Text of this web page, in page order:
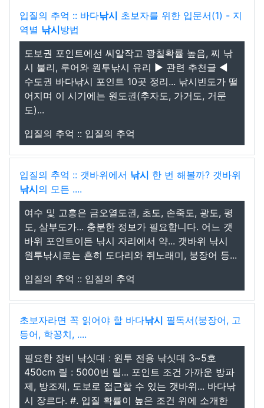
입질의 추억 :: 바다낚시 초보자를 위한 입문서(1) - 지
역별 낚시방법
도보권 포인트에선 씨알작고 꽝칠확률 높음, 찌 낚
시 불리, 루어와 원투낚시 유리 ▶ 관련 추천글 ◀
수도권 바다낚시 포인트 10곳 정리... 낚시빈도가 떨
어지며 이 시기에는 원도권(추자도, 가거도, 거문
도)...
입질의 추억 :: 입질의 추억
입질의 추억 :: 갯바위에서 낚시 한 번 해볼까? 갯바위
낚시의 모든 ....
여수 및 고흥은 금오열도권, 초도, 손죽도, 광도, 평
도, 삼부도가... 충분한 정보가 필요합니다. 어느 갯
바위 포인트이든 낚시 자리에서 약... 갯바위 낚시
원투낚시로는 흔히 도다리와 쥐노래미, 붕장어 등...
입질의 추억 :: 입질의 추억
초보자라면 꼭 읽어야 할 바다낚시 필독서(붕장어, 고
등어, 학꽁치, ....
필요한 장비 낚싯대 : 원투 전용 낚싯대 3~5호
450cm 릴 : 5000번 릴... 포인트 조건 가까운 방파
제, 방조제, 도보로 접근할 수 있는 갯바위... 바다낚
시 장르다. #. 입질 확률이 높은 조건 위에 소개한